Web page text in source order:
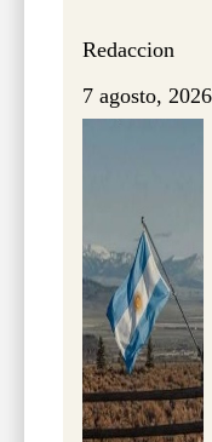
Redaccion
7 agosto, 2026